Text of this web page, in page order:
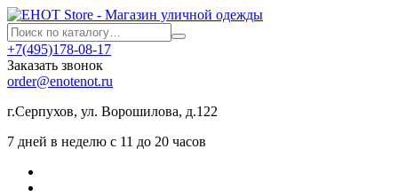
+7(495)178-08-17
Заказать звонок
order@enotenot.ru
г.Серпухов, ул. Ворошилова, д.122
7 дней в неделю с 11 до 20 часов